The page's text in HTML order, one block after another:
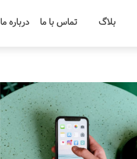
بلاگ تماس با ما درباره ما